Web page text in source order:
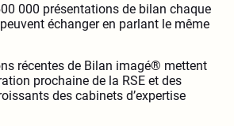
000 présentations de bilan chaque
échanger en parlant le même
récentes de Bilan imagé® mettent
prochaine de la RSE et des
des cabinets d’expertise